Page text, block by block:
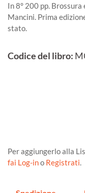
In 8° 200 pp.
Mancini. Prima
stato.
Codice del libro:
Per aggiungerlo alla
fai Log-ino Registrati.